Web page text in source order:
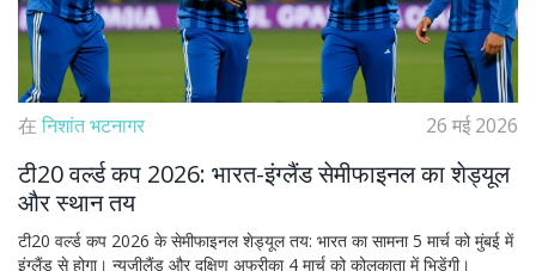
在 निशांत भटनागर 26 मई 2026
टी20 वर्ल्ड कप 2026: भारत-इंग्लैंड सेमीफाइनल का शेड्यूल
और स्थान तय
टी20 वर्ल्ड कप 2026 के सेमीफाइनल शेड्यूल तय: भारत का सामना 5 मार्च को मुंबई में
इंग्लैंड से होगा। न्यूजीलैंड और दक्षिण अफ्रीका 4 मार्च को कोलकाता में भिड़ेंगी।